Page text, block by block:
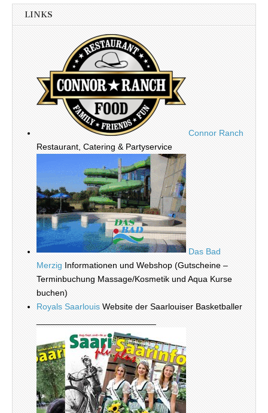
LINKS
Connor Ranch
Restaurant, Catering & Partyservice
Das Bad
Merzig Informationen und Webshop (Gutscheine –
Terminbuchung Massage/Kosmetik und Aqua Kurse
buchen)
Royals Saarlouis Website der Saarlouiser Basketballer